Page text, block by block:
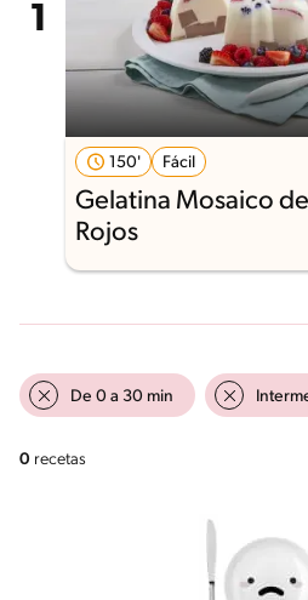
150' Fácil
Gelatina Mosaico
Rojos
De 0 a 30 min
0 recetas